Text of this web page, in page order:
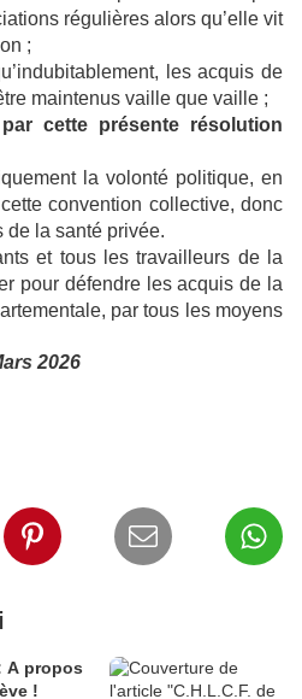
régulières alors qu’elle vit
;
les acquis de
maintenus vaille que vaille ;
par cette présente résolution
la volonté politique, en
convention collective, donc
de la santé privée.
et tous les travailleurs de la
pour défendre les acquis de la
par tous les moyens
2026
A propos
!